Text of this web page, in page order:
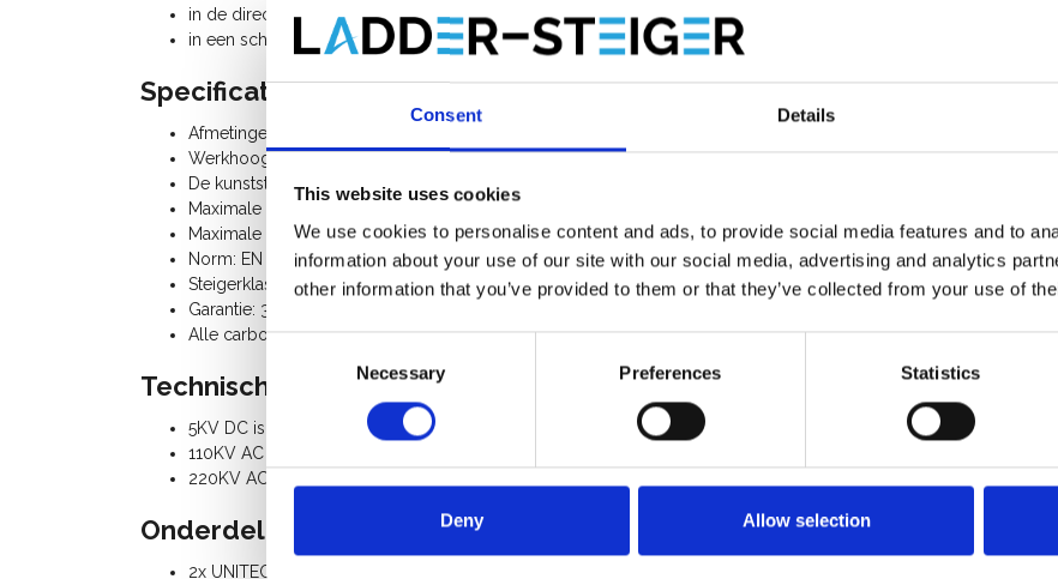
Consent Details
This website uses cookies
We use cookies to personalise content and ads, to provide social media features and to
information about your use of our site with our social media, advertising and analytics
other information that you’ve provided to them or that they’ve collected from your use of
Consent
Necessary Preferences Statistics
Deny Allow selection
in de directe nabijheid van hoogspanning
in een schone omgeving (bv. in de levensmiddelenindustrie)
Specificaties:
Afmetingen: breedte 0,75 m x lengte 2,50 m x hoogte 3,20 m
Werkhoogte 4,20 m / maximum platformhoogte 2,20 m
De kunststof rolstelling is uitbreidbaar tot werkhoogte 12,00 m
Maximale belasting platform: 226 Kg
Maximale belasting rolsteiger: 725 Kg
Norm: EN 1004
Steigerklasse III (200 Kg/m²)
Garantie: 3 jaar
Alle carbon rolsteiger onderdelen zijn los verkrijgbaar
Technische specificaties:
5KV DC isolatieweerstand
110KV AC Hoogspanningsweerstand
220KV AC Hoogspanningsweerstand
Onderdelenlijst:
2x UNITEC carbon frame 75-7 basis (2 meter)